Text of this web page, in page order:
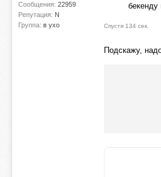
Сообщения: 22959
Репутация: N
Группа: в ухо
бекенду
Спустя 134 сек.
Подскажу,